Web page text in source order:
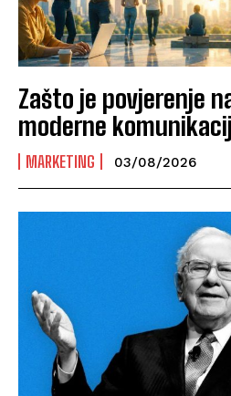
Zašto je povjerenje
moderne
MARKETING 03/08/2026